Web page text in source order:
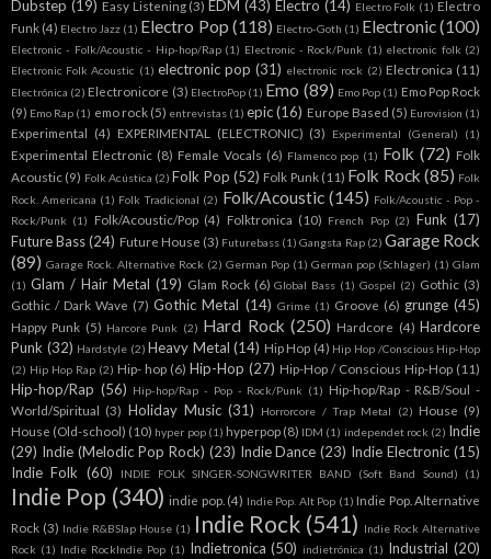
Dubstep (19) Easy Listening (3) EDM (43) Electro (14) Electro Folk (1) Electro
Funk (4) Electro Jazz (1) Electro Pop (118) Electro-Goth (1) Electronic(100)
Electronic - Folk/Acoustic - Hip-hop/Rap (1) Electronic - Rock/Punk (1) electronic folk (2)
Electronic Folk Acoustic (1) electronic pop (31) electronic rock (2) Electronica (11)
Electrónica (2) Electronicore (3) ElectroPop (1) Emo (89) Emo Pop (1) Emo Pop Rock
(9) Emo Rap (1) emo rock (5) entrevistas (1) epic (16) Europe Based (5) Eurovision (1)
Experimental (4) EXPERIMENTAL (ELECTRONIC) (3) Experimental (General) (1)
Experimental Electronic (8) Female Vocals (6) Flamenco pop (1) Folk (72) Folk
Acoustic (9) Folk Acústica (2) Folk Pop (52) Folk Punk (11) Folk Rock (85) Folk
Rock. Americana (1) Folk Tradicional (2) Folk/Acoustic (145) Folk/Acoustic - Pop -
Rock/Punk (1) Folk/Acoustic/Pop (4) Folktronica (10) French Pop (2) Funk (17)
Future Bass (24) Future House (3) Futurebass (1) Gangsta Rap (2) Garage Rock
(89) Garage Rock. Alternative Rock (2) German Pop (1) German pop (Schlager) (1) Glam
(1) Glam / Hair Metal (19) Glam Rock (6) Global Bass (1) Gospel (2) Gothic (3)
Gothic / Dark Wave (7) Gothic Metal (14) Grime (1) Groove (6) grunge (45)
Happy Punk (5) Harcore Punk (2) Hard Rock (250) Hardcore (4) Hardcore
Punk (32) Hardstyle (2) Heavy Metal (14) Hip Hop (4) Hip Hop /Conscious Hip-Hop
(2) Hip Hop Rap (2) Hip- hop (6) Hip-Hop (27) Hip-Hop / Conscious Hip-Hop (11)
Hip-hop/Rap (56) Hip-hop/Rap - Pop - Rock/Punk (1) Hip-hop/Rap - R&B/Soul -
World/Spiritual (3) Holiday Music (31) Horrorcore / Trap Metal (2) House (9)
House (Old-school) (10) hyper pop (1) hyperpop (8) IDM (1) independet rock (2) Indie
(29) Indie (Melodic Pop Rock) (23) Indie Dance (23) Indie Electronic (15)
Indie Folk (60) INDIE FOLK SINGER-SONGWRITER BAND (Soft Band Sound) (1)
Indie Pop (340) indie pop. (4) Indie Pop. Alt Pop (1) Indie Pop. Alternative
Rock (3) Indie R&BSlap House (1) Indie Rock (541) Indie Rock Alternative
Rock (1) Indie RockIndie Pop (1) Indietronica (50) indietrónica (1) Industrial (20)